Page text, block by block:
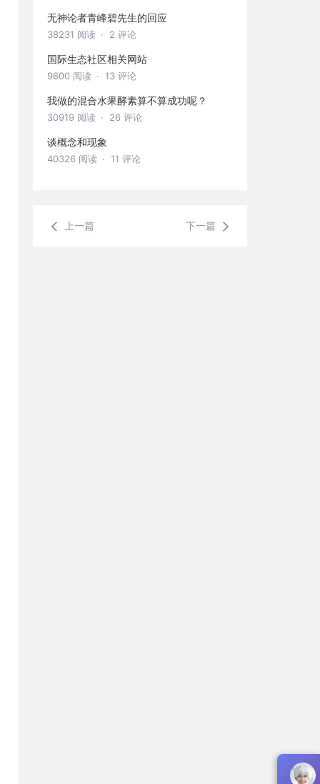
无神论者青峰碧先生的回应
38231 阅读 · 2 评论
国际生态社区相关网站
9600 阅读 · 13 评论
我做的混合水果酵素算不算成功呢？
30919 阅读 · 26 评论
谈概念和现象
40326 阅读 · 11 评论
上一篇 下一篇